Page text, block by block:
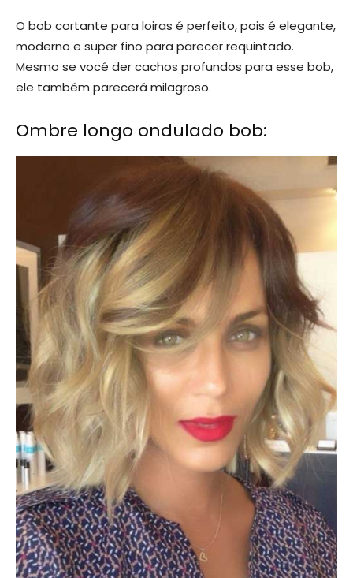
O bob cortante para loiras é perfeito, pois é elegante,
moderno e super fino para parecer requintado.
Mesmo se você der cachos profundos para esse bob,
ele também parecerá milagroso.
Ombre longo ondulado bob: